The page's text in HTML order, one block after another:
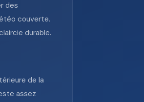
des
couverte.
durable.
de la
assez